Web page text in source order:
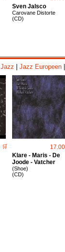
Sven Jalsco
Carovane Distorte
(CD)
Jazz Jazz Europeen|
🛒
Klare - Maris - De
Joode - Vatcher
(Shoe)
(CD)